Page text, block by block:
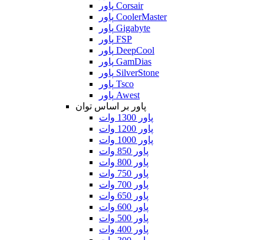
پاور Corsair
پاور CoolerMaster
پاور Gigabyte
پاور FSP
پاور DeepCool
پاور GamDias
پاور SilverStone
پاور Tsco
پاور Awest
پاور بر اساس توان
پاور 1300 وات
پاور 1200 وات
پاور 1000 وات
پاور 850 وات
پاور 800 وات
پاور 750 وات
پاور 700 وات
پاور 650 وات
پاور 600 وات
پاور 500 وات
پاور 400 وات